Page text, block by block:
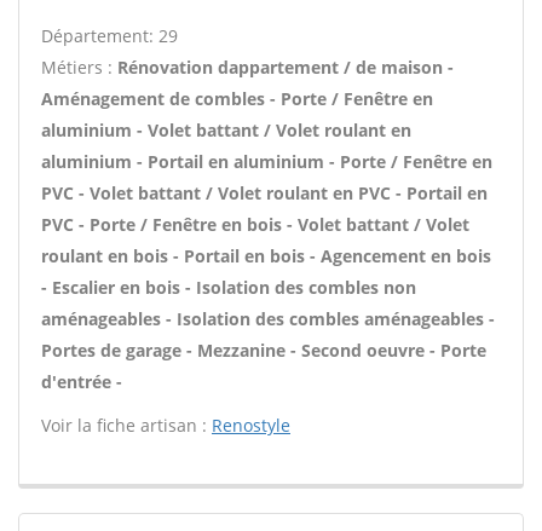
Département: 29
Métiers : Rénovation dappartement / de maison -
Aménagement de combles - Porte / Fenêtre en
aluminium - Volet battant / Volet roulant en
aluminium - Portail en aluminium - Porte / Fenêtre en
PVC - Volet battant / Volet roulant en PVC - Portail en
PVC - Porte / Fenêtre en bois - Volet battant / Volet
roulant en bois - Portail en bois - Agencement en bois
- Escalier en bois - Isolation des combles non
aménageables - Isolation des combles aménageables -
Portes de garage - Mezzanine - Second oeuvre - Porte
d'entrée -
Voir la fiche artisan : Renostyle